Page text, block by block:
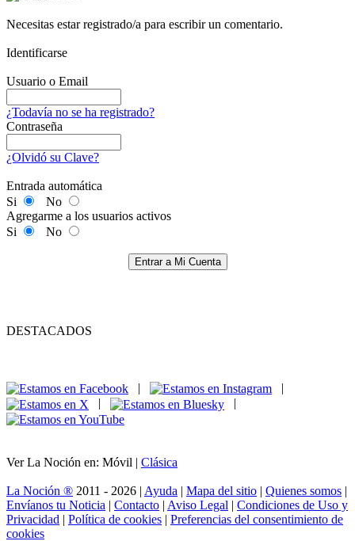
Necesitas estar registrado/a para escribir un comentario.
Identificarse
Usuario o Email
¿Todavía no se ha registrado?
Contraseña
¿Olvidó su Clave?
Entrada automática
Si
No
Agregarme a los usuarios activos
Si
No
Entrar a Mi Cuenta
DESTACADOS
|
|
|
|
Ver La Noción en: Móvil | Clásica
La Noción ® 2011 - 2026 | Ayuda | Mapa del sitio | Quienes somos |
Envíanos tu Noticia | Contacto | Aviso Legal | Condiciones de Uso y
Privacidad | Política de cookies | Preferencias del consentimiento de
cookies